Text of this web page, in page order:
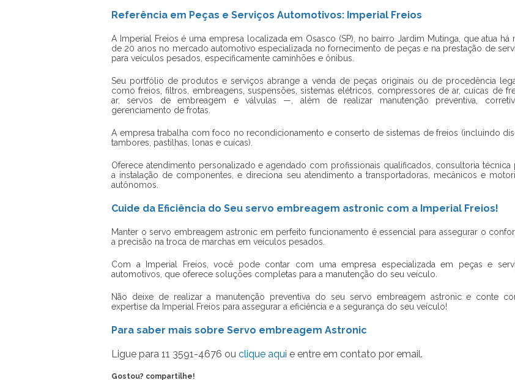
Referência em Peças e Serviços Automotivos: Imperial Freios
A Imperial Freios é uma empresa localizada em Osasco (SP), no bairro Jardim Mutinga, que atua há
de 20 anos no mercado automotivo especializada no fornecimento de peças e na prestação de
para veículos pesados, especificamente caminhões e ônibus.
Seu portfólio de produtos e serviços abrange a venda de peças originais ou de procedência
como freios, filtros, embreagens, suspensões, sistemas elétricos, compressores de ar, cuícas de
ar, servos de embreagem e válvulas —, além de realizar manutenção preventiva,
gerenciamento de frotas.
A empresa trabalha com foco no recondicionamento e conserto de sistemas de freios (incluindo
tambores, pastilhas, lonas e cuícas).
Oferece atendimento personalizado e agendado com profissionais qualificados, consultoria técnica
a instalação de componentes, e direciona seu atendimento a transportadoras, mecânicos e
autônomos.
Cuide da Eficiência do Seu servo embreagem astronic com a Imperial Freios!
Manter oservo embreagem astronicem perfeito funcionamento é essencial para assegurar o
a precisão na troca de marchas em veículos pesados.
Com a Imperial Freios, você pode contar com uma empresa especializada em peças e
automotivos, que oferece soluções completas para a manutenção do seu veículo.
Não deixe de realizar a manutenção preventiva do seu servo embreagem astronice conte
expertise da Imperial Freios para assegurar a eficiência e a segurança do seu veículo!
Para saber mais sobre Servo embreagem Astronic
Ligue para 11 3591-4676 ou clique aqui e entre em contato por email.
Gostou? compartilhe!